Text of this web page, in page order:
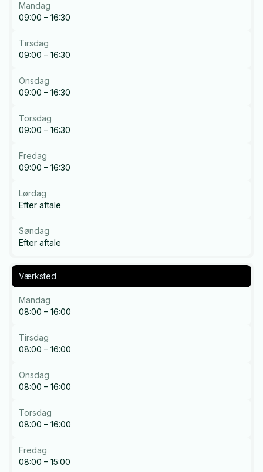
Mandag
09:00 – 16:30
Tirsdag
09:00 – 16:30
Onsdag
09:00 – 16:30
Torsdag
09:00 – 16:30
Fredag
09:00 – 16:30
Lørdag
Efter aftale
Søndag
Efter aftale
Værksted
Mandag
08:00 – 16:00
Tirsdag
08:00 – 16:00
Onsdag
08:00 – 16:00
Torsdag
08:00 – 16:00
Fredag
08:00 – 15:00